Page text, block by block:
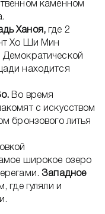
каменном
Ханоя, где 2
Хо Ши Мин
Демократической
находится
Во время
с искусством
бронзового литья
широкое озеро
Западное
где гуляли и